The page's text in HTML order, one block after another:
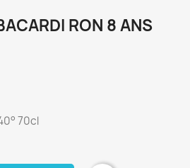
RON 8 ANS
70cl